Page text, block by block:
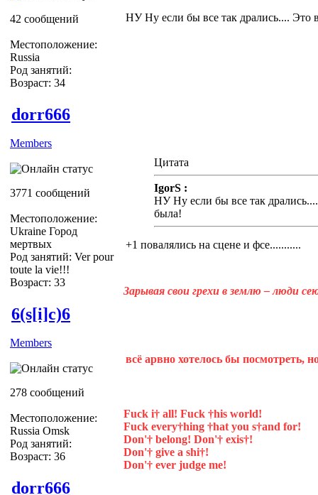
42 сообщений
Местоположение:
Russia
Род занятий:
Возраст: 34
НУ Ну если бы все так дрались.... Это
dorr666
Members
3771 сообщений
Местоположение:
Ukraine Город
мертвых
Род занятий: Ver pour
toute la vie!!!
Возраст: 33
Цитата
IgorS :
НУ Ну если бы все так
была!
+1 повалялись на сцене и фсе...........
Зарывая свои грехи в землю – люди
6(s[i]c)6
Members
278 сообщений
Местоположение:
Russia Omsk
Род занятий:
Возраст: 36
всё арвно хотелось бы посмотреть,
Fuck i† all! Fuck †his world!
Fuck every†hing †hat you s†and for!
Don'† belong! Don'† exis†!
Don'† give a shi†!
Don'† ever judge me!
dorr666